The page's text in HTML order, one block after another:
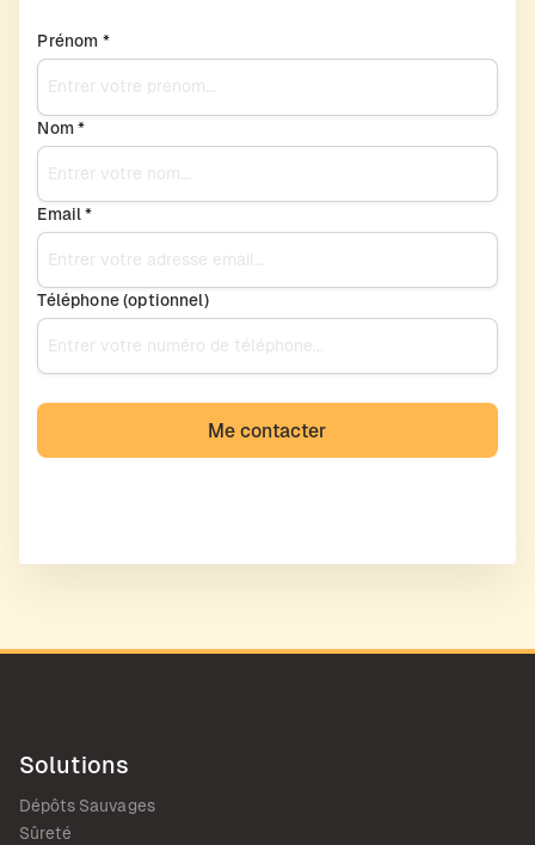
Prénom *
Nom *
Email *
Téléphone (optionnel)
Solutions
Dépôts Sauvages
Sûreté